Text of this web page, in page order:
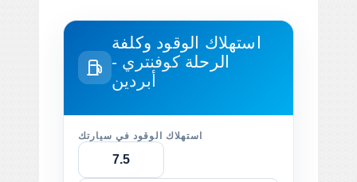
استهلاك الوقود وكلفة
الرحلةكوفنتري -
أبردين
استهلاك الوقود في سيارتك